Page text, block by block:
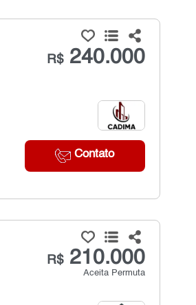
R$240.000
Contato
R$210.000
Aceita Permuta